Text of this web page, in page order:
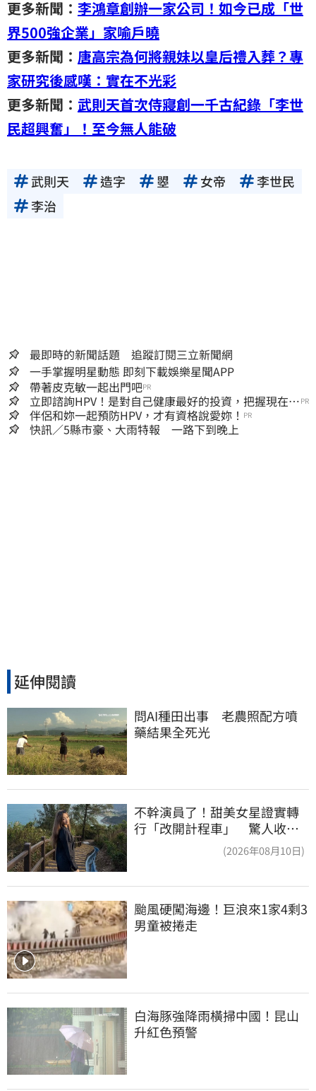
更多新聞： 李鴻章創辦一家公司！如今已成「世
界500強企業」家喻戶曉
更多新聞： 唐高宗為何將親妹以皇后禮入葬？專
家研究後感嘆：實在不光彩
更多新聞： 武則天首次侍寢創一千古紀錄「李世
民超興奮」！至今無人能破
武則天 造字 曌 女帝
李世民
李治
最即時的新聞話題 追蹤訂閱三立新聞網
一手掌握明星動態 即刻下載娛樂星聞APP
帶著皮克敏一起出門吧PR
立即諮詢HPV！是對自己健康最好的投資，把握現在不
嫌晚！
PR
伴侶和妳一起預防HPV，才有資格說愛妳！ PR
快訊／5縣市豪、大雨特報 一路下到晚上
延伸閱讀
問AI種田出事　老農照配方噴
藥結果全死光
不幹演員了！甜美女星證實轉
行「改開計程車」 驚人收入
(2026年08月10日)
颱風硬闖海邊！巨浪來1家4剩3
男童被捲走
白海豚強降雨橫掃中國！昆山
升紅色預警